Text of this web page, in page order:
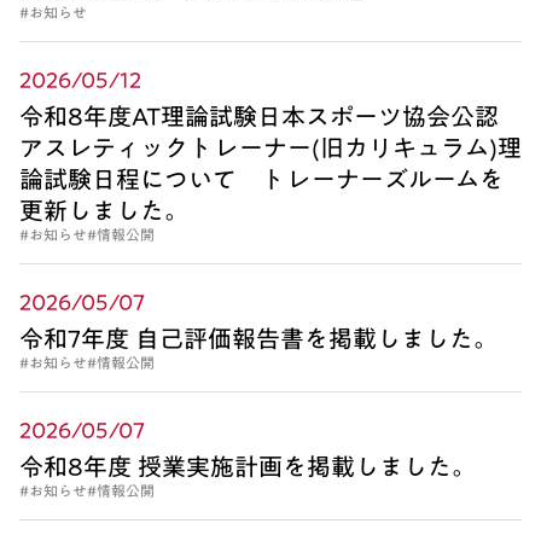
#お知らせ
2026/05/12
令和8年度AT理論試験日本スポーツ協会公認
アスレティックトレーナー(旧カリキュラム)理
論試験日程について トレーナーズルームを
更新しました。
#お知らせ#情報公開
2026/05/07
令和7年度 自己評価報告書を掲載しました。
#お知らせ#情報公開
2026/05/07
令和8年度 授業実施計画を掲載しました。
#お知らせ#情報公開